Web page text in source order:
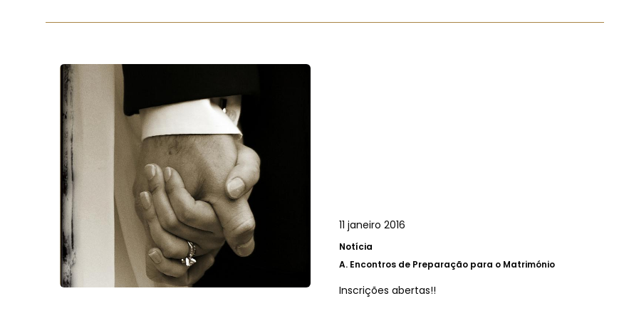
11 janeiro 2016
Notícia
A. Encontros de Preparação para o Matrimónio
Inscrições abertas!!